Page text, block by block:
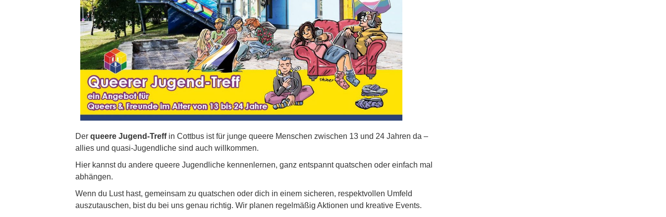
Der queere Jugend-Treffin Cottbus ist für junge queere Menschen zwischen 13 und 24 Jahren da –
allies und quasi-Jugendliche sind auch willkommen.
Hier kannst du andere queere Jugendliche kennenlernen, ganz entspannt quatschen oder einfach mal
abhängen.
Wenn du Lust hast, gemeinsam zu quatschen oder dich in einem sicheren, respektvollen Umfeld
auszutauschen, bist du bei uns genau richtig. Wir planen regelmäßig Aktionen und kreative Events.